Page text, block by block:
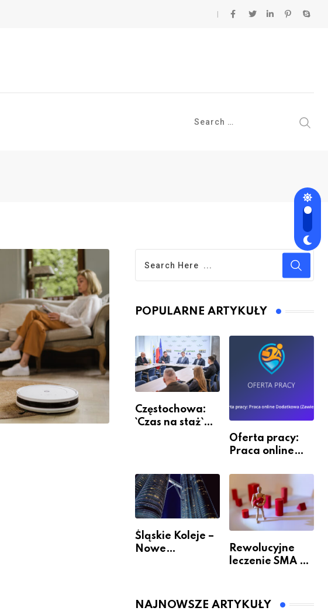
POPULARNE ARTYKUŁY
Częstochowa:
`Czas na staż`
Oferta pracy:
Praca online
(Zawiercie)
Śląskie Koleje –
Nowe
Rewolucyjne
leczenie SMA –
pacjentów?
NAJNOWSZE ARTYKUŁY